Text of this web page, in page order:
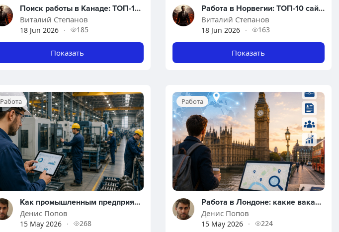
Поиск работы в Канаде: ТОП-10 сайтов для трудоустройства и переезда
Виталий Степанов
18 Jun 2026 · 185
Показать
Работа в Норвегии: ТОП-10 сайтов для поиска вакансий и трудоустройства
Виталий Степанов
18 Jun 2026 · 163
Показать
Работа
Как промышленным предприятиям находить сотрудников: особенности подбора персонала для заводов и производства
Денис Попов
15 May 2026 · 268
Работа
Работа в Лондоне: какие вакансии востребованы и где искать работу иностранцам
Денис Попов
15 May 2026 · 224